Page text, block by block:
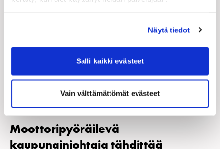
Näytä tiedot
Salli kaikki evästeet
Vain välttämättömät evästeet
03.06.2024
Moottoripyöräilevä
kaupunginjohtaja tähdittää